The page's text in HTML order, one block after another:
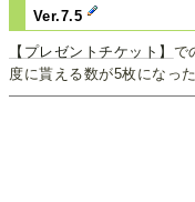
Ver.7.5
【プレゼントチケット】 で
度に貰える数が5枚になった